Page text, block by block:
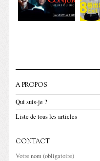
A PROPOS
Qui suis-je ?
Liste de tous les articles
CONTACT
Votre nom (obligatoire)